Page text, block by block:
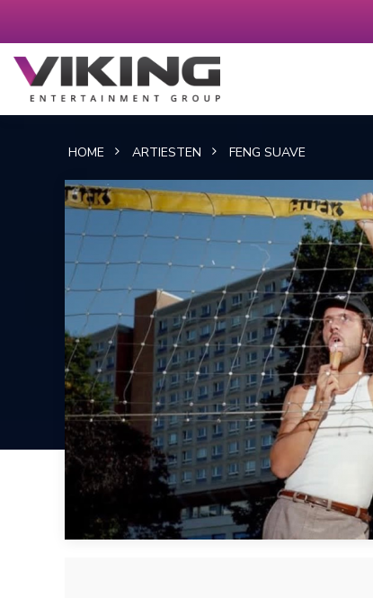
HOME ARTIESTEN FENG SUAVE